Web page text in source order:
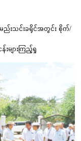
မည်းသင်းခရိုင်အတွင်း စိုက်/
များကြည့်ရှု